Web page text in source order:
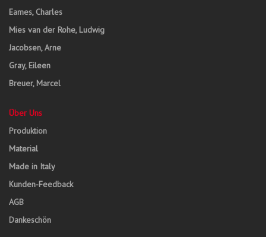
Eames, Charles
Mies van der Rohe, Ludwig
Jacobsen, Arne
Gray, Eileen
Breuer, Marcel
Über Uns
Produktion
Material
Made in Italy
Kunden-Feedback
AGB
Dankeschön